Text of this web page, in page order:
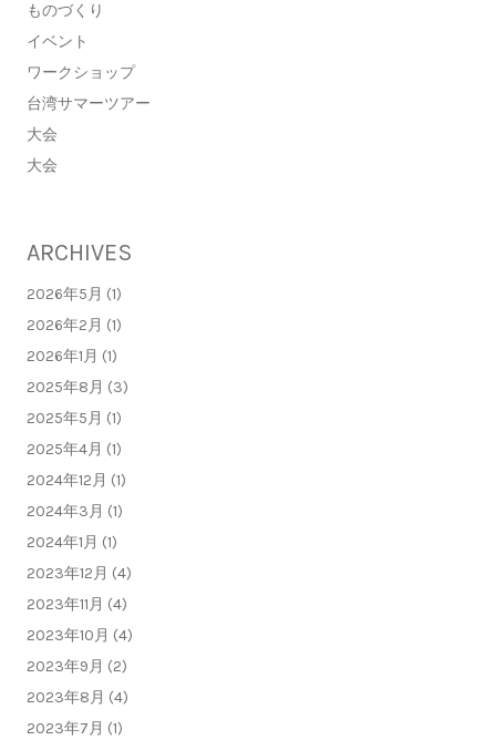
ものづくり
イベント
ワークショップ
台湾サマーツアー
大会
大会
ARCHIVES
2026年5月 (1)
2026年2月 (1)
2026年1月 (1)
2025年8月 (3)
2025年5月 (1)
2025年4月 (1)
2024年12月 (1)
2024年3月 (1)
2024年1月 (1)
2023年12月 (4)
2023年11月 (4)
2023年10月 (4)
2023年9月 (2)
2023年8月 (4)
2023年7月 (1)